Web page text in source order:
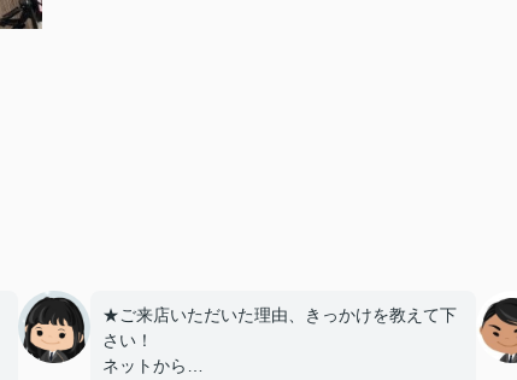
★ご来店いただいた理由、きっかけを教えて下
さい！
ネットから